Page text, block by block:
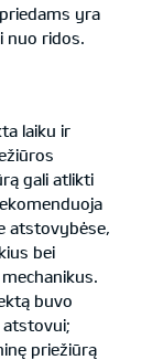
yra
nuo ridos.
laiku ir
gali atlikti
atstovybėse,
bei
buvo
atstovui;
priežiūrą